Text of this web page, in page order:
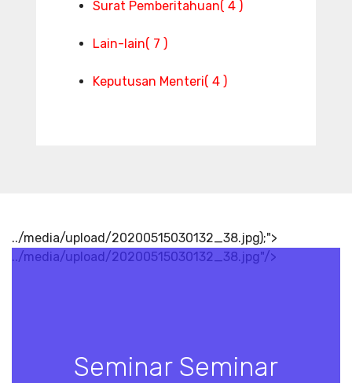
Surat Pemberitahuan( 4 )
Lain-lain( 7 )
Keputusan Menteri( 4 )
../media/upload/20200515030132_38.jpg);">
../media/upload/20200515030132_38.jpg"/>
Seminar Seminar